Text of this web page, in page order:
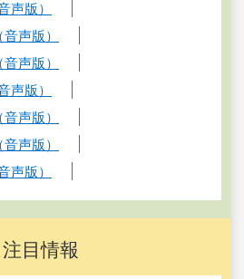
声版）
声版）
声版）
声版）
声版）
声版）
声版）
注目情報